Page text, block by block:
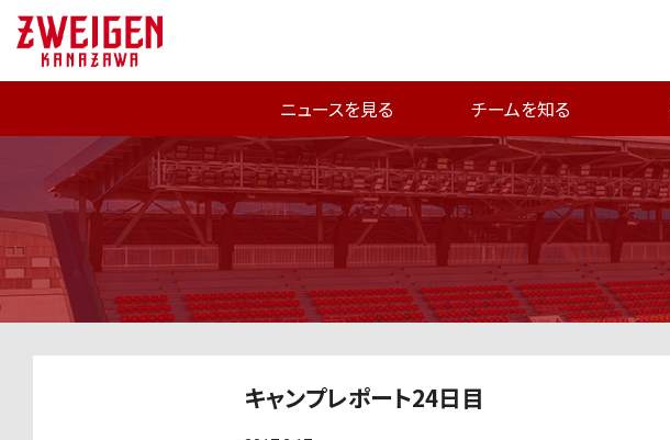
ニュースを見る チームを知る
キャンプレポート24日目